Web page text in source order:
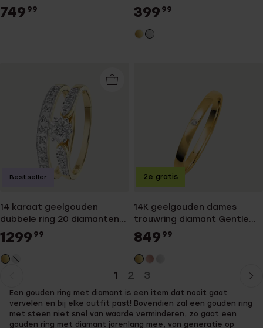
749 99 399 99
14 karaat geelgouden
dubbele ring 20 diamanten
0,10ct
1299 99
Bestseller
14K geelgouden dames
trouwring diamant Gentle
H236
849 99
2e gratis
pagina
1 2 3
naar
pagina
Een gouden ring met diamant is een item dat nooit gaat
vervelen en bij elke outfit past! Bovendien zal een gouden ring
met steen niet snel van waarde verminderen, zo gaat een
gouden ring met diamant jarenlang mee, van generatie op